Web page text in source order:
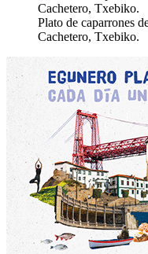
Plato de caparrones
Cachetero, Txebiko.